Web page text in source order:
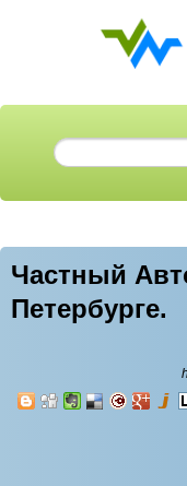
Частный
Петербурге.